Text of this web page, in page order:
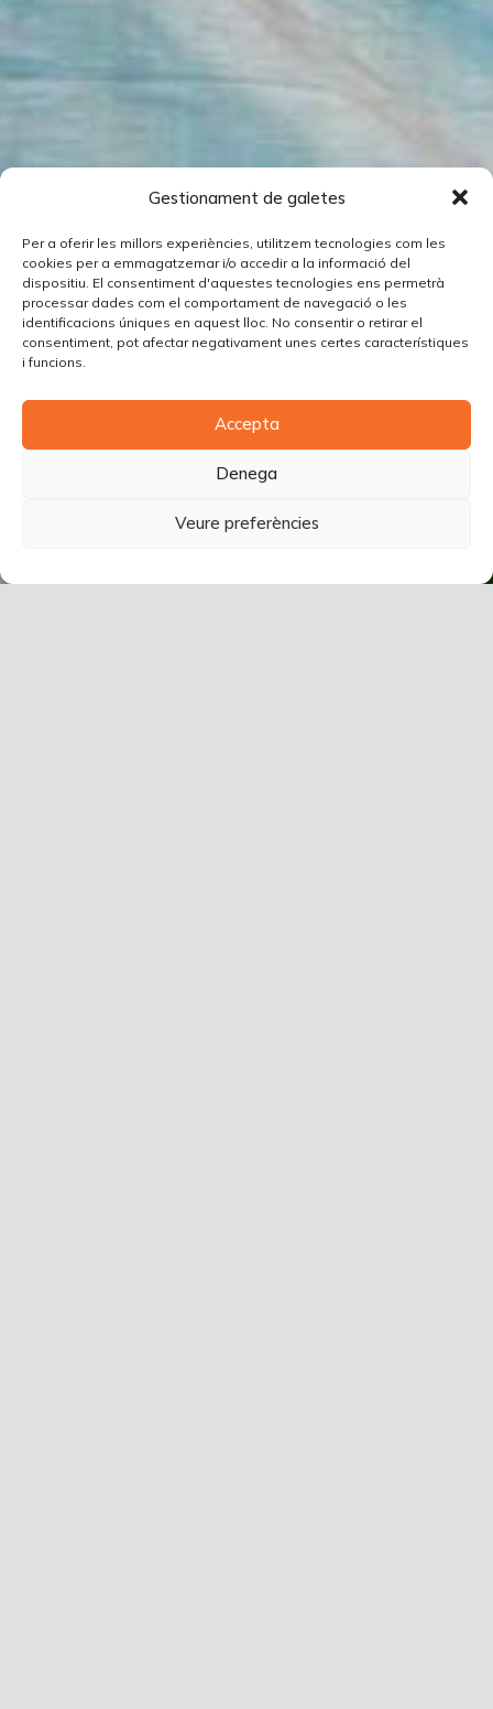
Gestionament de galetes
Per a oferir les millors experiències, utilitzem tecnologies com les
cookies per a emmagatzemar i/o accedir a la informació del
dispositiu. El consentiment d'aquestes tecnologies ens permetrà
processar dades com el comportament de navegació o les
identificacions úniques en aquest lloc. No consentir o retirar el
consentiment, pot afectar negativament unes certes característiques
i funcions.
Accepta
Denega
Veure preferències